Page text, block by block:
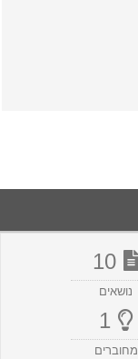
10
נושאים
1
מחוברים